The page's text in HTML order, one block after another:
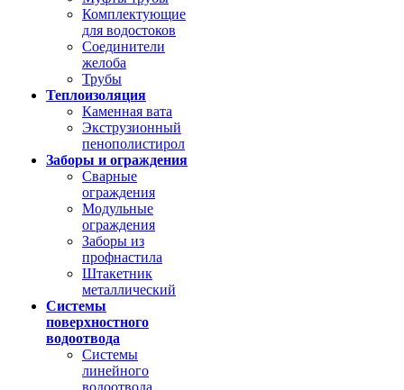
Комплектующие
для водостоков
Соединители
желоба
Трубы
Теплоизоляция
Каменная вата
Экструзионный
пенополистирол
Заборы и ограждения
Сварные
ограждения
Модульные
ограждения
Заборы из
профнастила
Штакетник
металлический
Системы
поверхностного
водоотвода
Системы
линейного
водоотвода